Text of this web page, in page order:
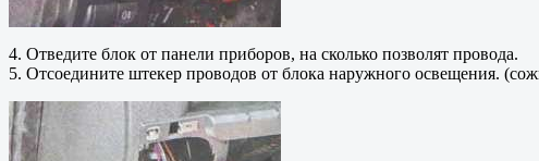
4. Отведите блок от панели приборов, на сколько позволят провода.
5. Отсоедините штекер проводов от блока наружного освещения.